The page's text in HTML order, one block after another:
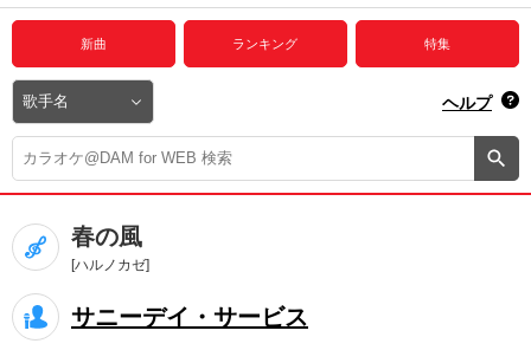
動画からさがす 録音からさがす
プレミアムサービス
DAM★とも動画
DAM★とも録音
カラオケ＠DAM
ユーザー検索
キャンペーン
新曲 ランキング 特集
ヘルプ
春の風
[ハルノカゼ]
サニーデイ・サービス